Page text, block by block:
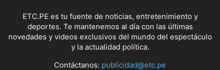
ETC.PE es tu fuente de noticias, entretenimiento y
deportes. Te mantenemos al día con las últimas
novedades y videos exclusivos del mundo del espectáculo
y la actualidad política.
Contáctanos: publicidad@etc.pe